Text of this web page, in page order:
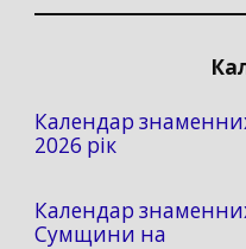
Календар
2026 рік
Календар
Сумщини на